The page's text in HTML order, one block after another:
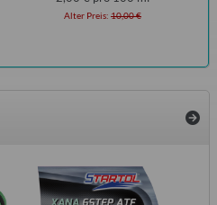
Alter Preis: 10,00 €